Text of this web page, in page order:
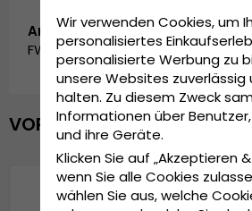
Artikelnummer:
FW_SC-3409-A_CHARCOAL
VOR KURZEM ANGESEHEN
Wir verwenden Cookies, um
personalisiertes
personalisierte Werbung zu
unsere Websites zuverlässig
halten. Zu diesem Zweck
Informationen über
und ihre Geräte.
Klicken Sie auf „Akzeptieren
wenn Sie alle Cookies
wählen Sie aus, welche